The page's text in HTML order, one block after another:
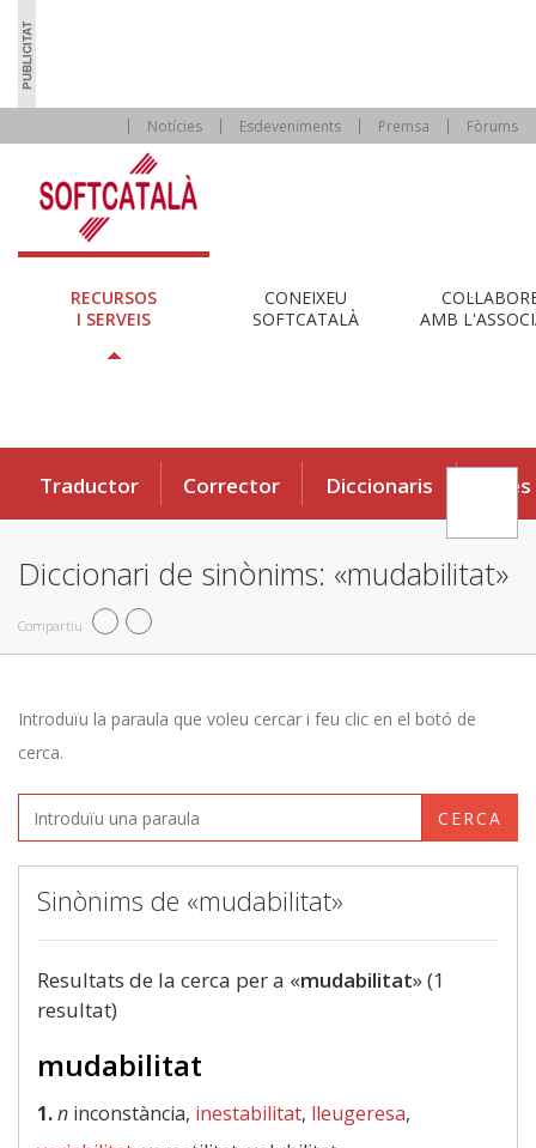
Notícies Esdeveniments Premsa Fòrums
RECURSOS
I SERVEIS
CONEIXEU
SOFTCATALÀ
AMB
Traductor Corrector Diccionaris Eines
Diccionari de sinònims: «mudabilitat»
Compartiu
Introduïu la paraula que voleu cercar i feu clic en el botó de
cerca.
CERCA
Sinònims de «mudabilitat»
Resultats de la cerca per a «mudabilitat» (1
resultat)
mudabilitat
1.n inconstància, inestabilitat, lleugeresa,